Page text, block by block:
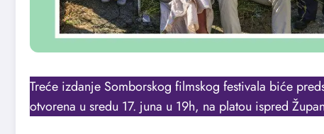
Treće izdanje Somborskog filmskog festivala biće
otvorena u sredu 17. juna u 19h, na platou ispred